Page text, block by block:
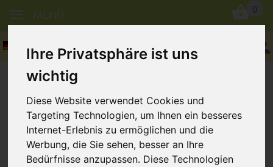
Ihre Privatsphäre ist uns
wichtig
Diese Website verwendet Cookies und
Targeting Technologien, um Ihnen ein besseres
Internet-Erlebnis zu ermöglichen und die
Werbung, die Sie sehen, besser an Ihre
Bedürfnisse anzupassen. Diese Technologien
MENÜ